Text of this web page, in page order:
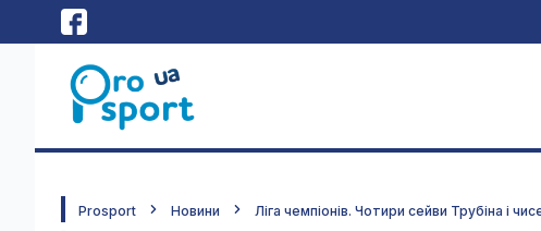
Prosport Новини Ліга чемпіонів. Чотири сейви Трубіна і